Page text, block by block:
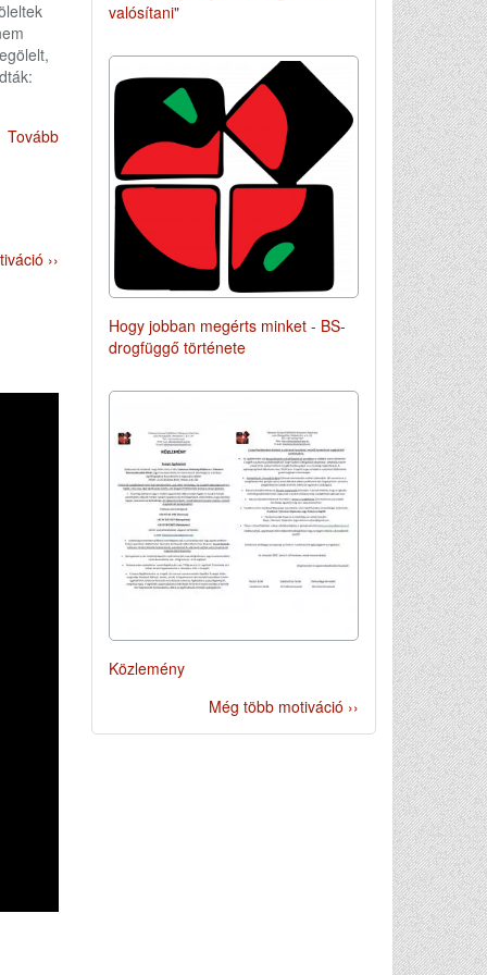
Tovább
››
valósítani"
Hogy jobban megérts minket - BS-
drogfüggő története
Közlemény
Még több motiváció ››